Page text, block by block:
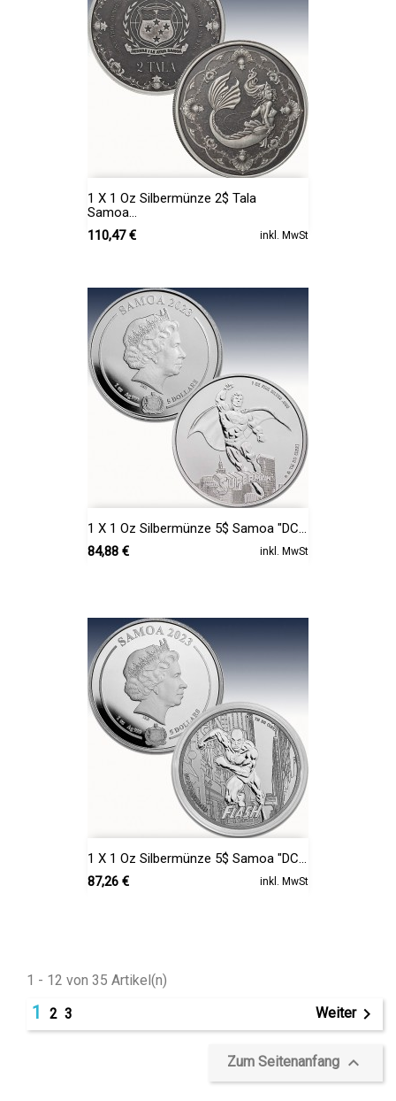
1 X 1 Oz Silbermünze 2$ Tala
Samoa...
Preis
110,47 € inkl. MwSt
1 X 1 Oz Silbermünze 5$ Samoa "DC...
Preis
84,88 € inkl. MwSt
1 X 1 Oz Silbermünze 5$ Samoa "DC...
Preis
87,26 € inkl. MwSt
1 - 12 von 35 Artikel(n)
1 2 3 Weiter
Zum Seitenanfang 